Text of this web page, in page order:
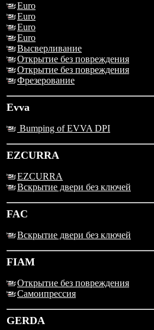
Euro
Euro
Euro
Euro
Высверливание
Открытие без повреждения
Открытие без повреждения
Фрезерование
Evva
Bumping of EVVA DPI
EZCURRA
EZCURRA
Вскрытие двери без ключей
FAC
Вскрытие двери без ключей
FIAM
Открытие без повреждения
Самоипрессия
GERDA